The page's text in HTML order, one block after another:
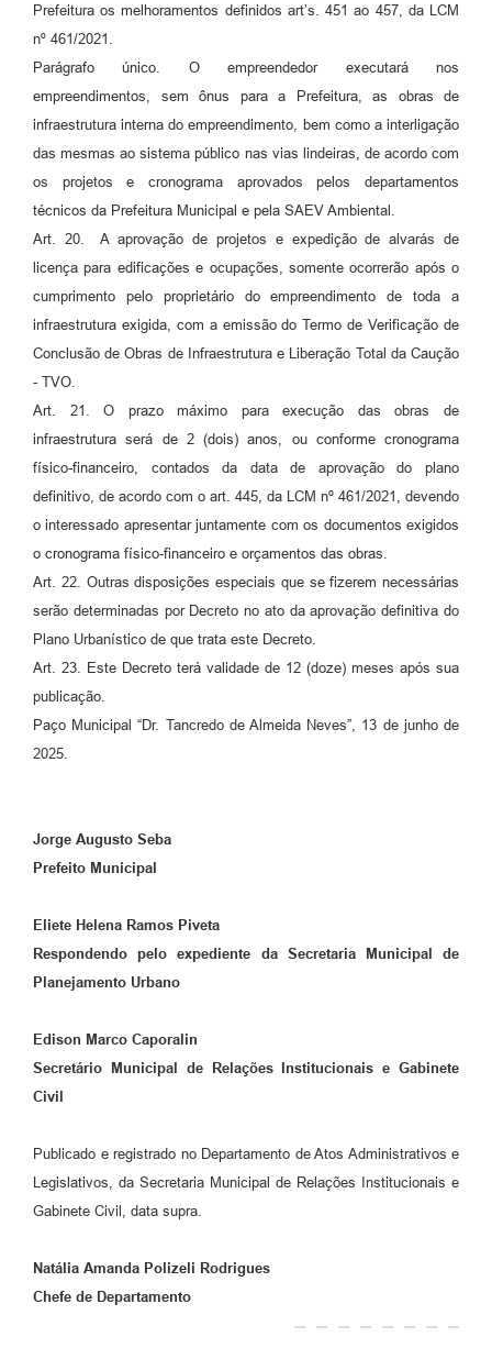
Prefeitura os melhoramentos definidos art’s. 451 ao 457, da LCM
nº 461/2021.
Parágrafo único. O empreendedor executará nos
empreendimentos, sem ônus para a Prefeitura, as obras de
infraestrutura interna do empreendimento, bem como a interligação
das mesmas ao sistema público nas vias lindeiras, de acordo com
os projetos e cronograma aprovados pelos departamentos
técnicos da Prefeitura Municipal e pela SAEV Ambiental.
Art. 20. A aprovação de projetos e expedição de alvarás de
licença para edificações e ocupações, somente ocorrerão após o
cumprimento pelo proprietário do empreendimento de toda a
infraestrutura exigida, com a emissão do Termo de Verificação de
Conclusão de Obras de Infraestrutura e Liberação Total da Caução
- TVO.
Art. 21. O prazo máximo para execução das obras de
infraestrutura será de 2 (dois) anos, ou conforme cronograma
físico-financeiro, contados da data de aprovação do plano
definitivo, de acordo com o art. 445, da LCM nº 461/2021, devendo
o interessado apresentar juntamente com os documentos exigidos
o cronograma físico-financeiro e orçamentos das obras.
Art. 22. Outras disposições especiais que se fizerem necessárias
serão determinadas por Decreto no ato da aprovação definitiva do
Plano Urbanístico de que trata este Decreto.
Art. 23. Este Decreto terá validade de 12 (doze) meses após sua
publicação.
Paço Municipal “Dr. Tancredo de Almeida Neves”, 13 de junho de
2025.
Jorge Augusto Seba
Prefeito Municipal
Eliete Helena Ramos Piveta
Respondendo pelo expediente da Secretaria Municipal de
Planejamento Urbano
Edison Marco Caporalin
Secretário Municipal de Relações Institucionais e Gabinete
Civil
Publicado e registrado no Departamento de Atos Administrativos e
Legislativos, da Secretaria Municipal de Relações Institucionais e
Gabinete Civil, data supra.
Natália Amanda Polizeli Rodrigues
Chefe de Departamento